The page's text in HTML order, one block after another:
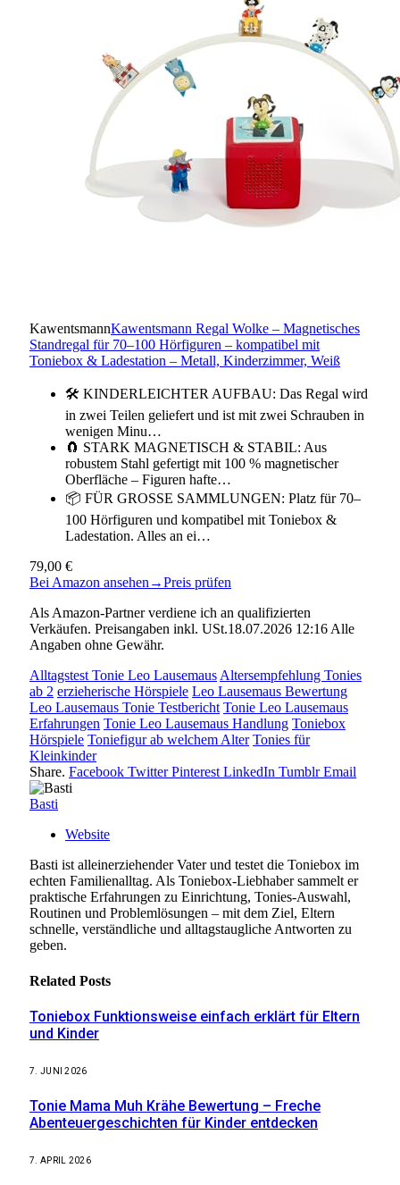
KawentsmannKawentsmann Regal Wolke – Magnetisches
Standregal für 70–100 Hörfiguren – kompatibel mit
Toniebox & Ladestation – Metall, Kinderzimmer, Weiß
🛠 KINDERLEICHTER AUFBAU: Das Regal wird
in zwei Teilen geliefert und ist mit zwei Schrauben in
wenigen Minu…
🧲 STARK MAGNETISCH & STABIL: Aus
robustem Stahl gefertigt mit 100 % magnetischer
Oberfläche – Figuren hafte…
📦 FÜR GROSSE SAMMLUNGEN: Platz für 70–
100 Hörfiguren und kompatibel mit Toniebox &
Ladestation. Alles an ei…
79,00 €
Bei Amazon ansehen→Preis prüfen
Als Amazon-Partner verdiene ich an qualifizierten
Verkäufen. Preisangaben inkl. USt.18.07.2026 12:16 Alle
Angaben ohne Gewähr.
Alltagstest Tonie Leo LausemausAltersempfehlung Tonies
ab 2 erzieherische Hörspiele Leo Lausemaus Bewertung
Leo Lausemaus Tonie Testbericht Tonie Leo Lausemaus
Erfahrungen Tonie Leo Lausemaus Handlung Toniebox
Hörspiele Toniefigur ab welchem Alter Tonies für
Kleinkinder
Share. Facebook Twitter Pinterest LinkedIn Tumblr Email
Basti
Website
Basti ist alleinerziehender Vater und testet die Toniebox im
echten Familienalltag. Als Toniebox-Liebhaber sammelt er
praktische Erfahrungen zu Einrichtung, Tonies-Auswahl,
Routinen und Problemlösungen – mit dem Ziel, Eltern
schnelle, verständliche und alltagstaugliche Antworten zu
geben.
Related Posts
Toniebox Funktionsweise einfach erklärt für Eltern
und Kinder
7. JUNI 2026
Tonie Mama Muh Krähe Bewertung – Freche
Abenteuergeschichten für Kinder entdecken
7. APRIL 2026